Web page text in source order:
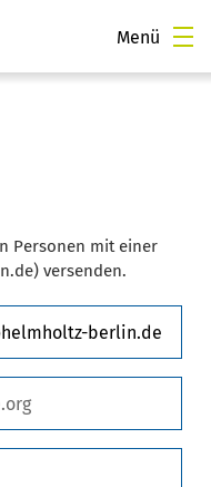
Menü
Personen mit einer
versenden.